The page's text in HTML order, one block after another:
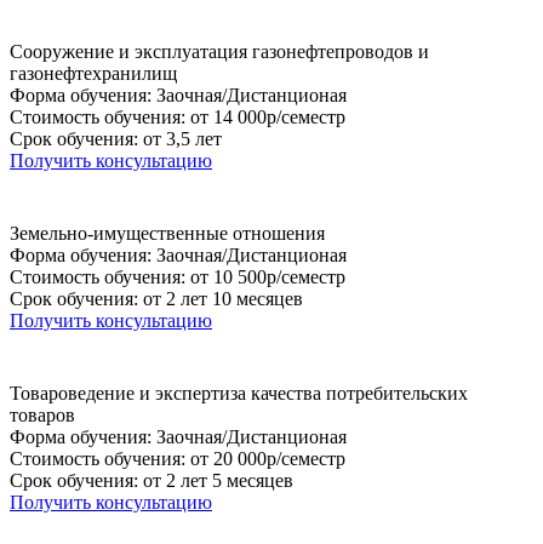
Сооружение и эксплуатация газонефтепроводов и
газонефтехранилищ
Форма обучения: Заочная/Дистанционая
Стоимость обучения: от 14 000р/семестр
Срок обучения: от 3,5 лет
Получить консультацию
Земельно-имущественные отношения
Форма обучения: Заочная/Дистанционая
Стоимость обучения: от 10 500р/семестр
Срок обучения: от 2 лет 10 месяцев
Получить консультацию
Товароведение и экспертиза качества потребительских
товаров
Форма обучения: Заочная/Дистанционая
Стоимость обучения: от 20 000р/семестр
Срок обучения: от 2 лет 5 месяцев
Получить консультацию